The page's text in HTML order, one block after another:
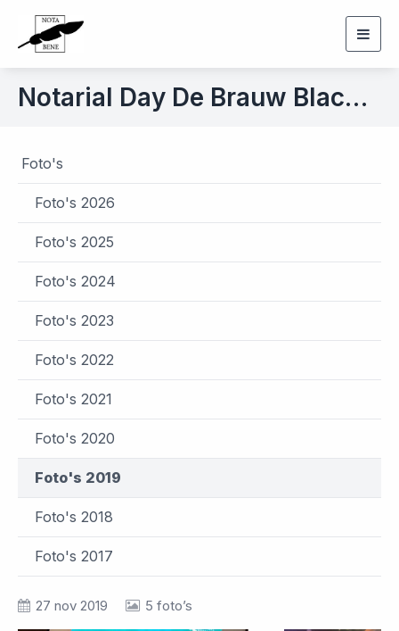
Notarial Day De Brauw Blackstone Westbroek d.d. 27 november 2019
Foto's
Foto's 2026
Foto's 2025
Foto's 2024
Foto's 2023
Foto's 2022
Foto's 2021
Foto's 2020
Foto's 2019
Foto's 2018
Foto's 2017
27 nov 2019 5 foto’s